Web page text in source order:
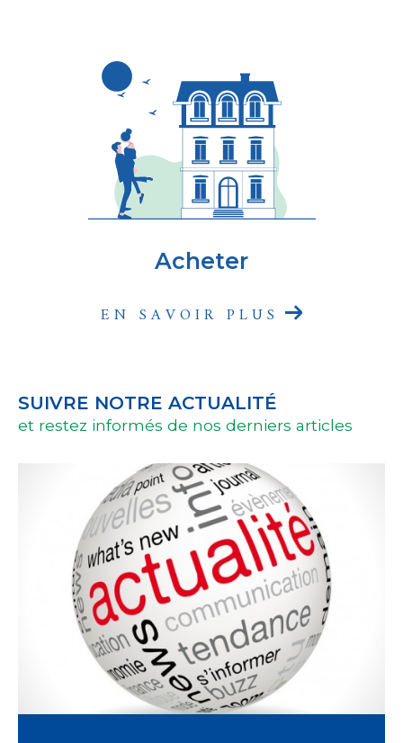
Acheter
EN SAVOIR PLUS
SUIVRE NOTRE ACTUALITÉ
et restez informés de nos derniers articles